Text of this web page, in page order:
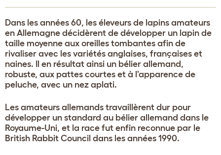
w
Dans les années 60, les éleveurs de lapins amateurs
en Allemagne décidèrent de développer un lapin de
taille moyenne aux oreilles tombantes afin de
rivaliser avec les variétés anglaises, françaises et
naines. Il en résultat ainsi un bélier allemand,
robuste, aux pattes courtes et à l'apparence de
peluche, avec un nez aplati.
Les amateurs allemands travaillèrent dur pour
développer un standard au bélier allemand dans le
Royaume-Uni, et la race fut enfin reconnue par le
British Rabbit Council dans les années 1990.